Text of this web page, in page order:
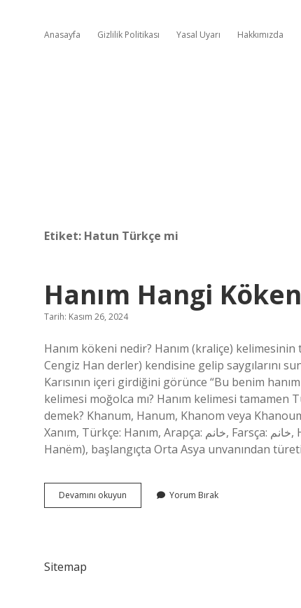
Anasayfa Gizlilik Politikası Yasal Uyarı Hakkımızda
Etiket: Hatun Türkçe mi
Hanım Hangi
Tarih: Kasım 26, 2024
Hanım kökeni nedir? Hanım (kraliçe)
Cengiz Han derler) kendisine gelip saygılarını
Karısının içeri girdiğini görünce “Bu benim
kelimesi moğolca mı? Hanım kelimesi tamamen
demek? Khanum, Hanum, Khanom veya
Xanım, Türkçe: Hanım, Arapça: خانم, Farsça: خانم, Hintçe: ख़ानुम, Bengalce: খাঁনম/খ ানম, Urduca: خانم, Arnavutça:
Hanëm), başlangıçta Orta Asya unvanından
Devamını okuyun
Hangi
Yorum Bırak
Sitemap